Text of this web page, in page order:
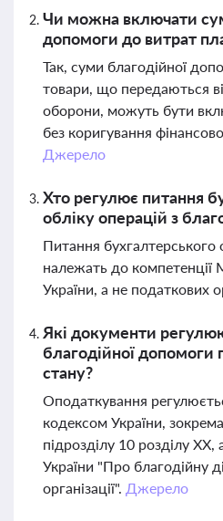
Чи можна включати
допомоги до витрат
Так, суми благодійної
товари, що передаються
оборони, можуть бути
без коригування
Джерело
Хто регулює питання
обліку операцій з
Питання бухгалтерського
належать до компетенції
України, а не податкових
Які документи
благодійної допомоги
стану?
Оподаткування
кодексом України,
підрозділу 10 розділу
України "Про благодійну
організації". Джерело